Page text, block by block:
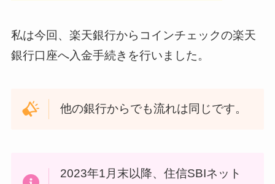
私は今回、楽天銀行からコインチェックの楽天
銀行口座へ入金手続きを行いました。
他の銀行からでも流れは同じです。
2023年1月末以降、住信SBIネット